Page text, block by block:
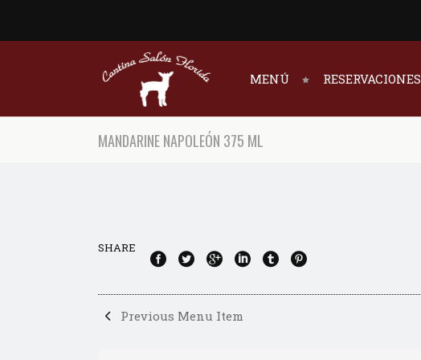
MENÚ RESERVACIONES
MANDARINE NAPOLEÓN 375 ML
SHARE
Previous Menu Item